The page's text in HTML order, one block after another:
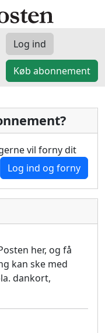
Log ind
Køb abonnement
vil forny dit
Log ind og forny
her, og få
kan ske med
dankort,